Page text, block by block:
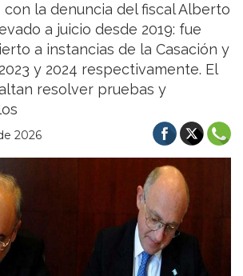
con la denuncia del fiscal Alberto
a juicio desde 2019: fue
a instancias de la Casación y
y 2024 respectivamente. El
resolver pruebas y
2026